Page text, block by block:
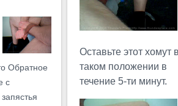
Обратное
с
Оставьте этот хомут
таком положении в
течение 5-ти минут.